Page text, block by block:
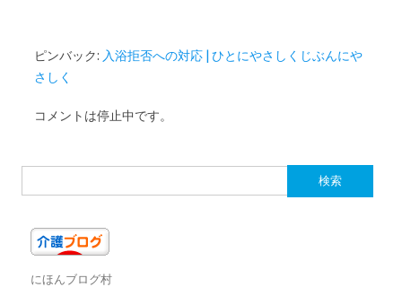
ピンバック: 入浴拒否への対応 | ひとにやさしくじぶんにや
さしく
コメントは停止中です。
索:
にほんブログ村